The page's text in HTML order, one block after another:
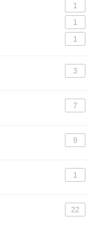
1
1
1
3
7
9
1
22